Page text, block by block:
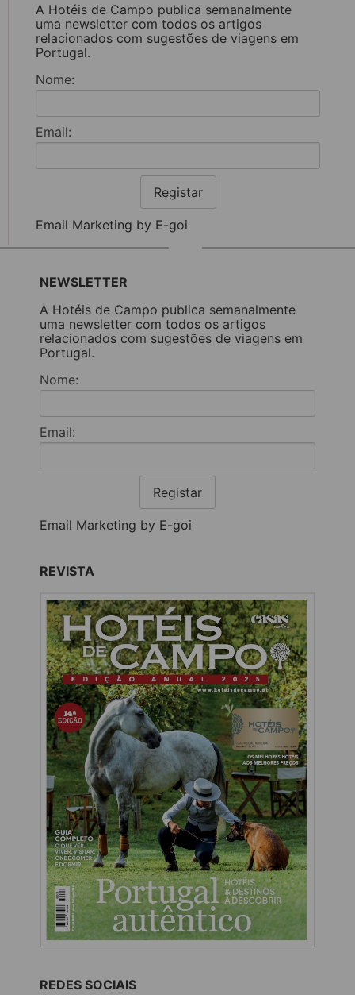
A Hotéis de Campo publica semanalmente
uma newsletter com todos os artigos
relacionados com sugestões de viagens em
Portugal.
Nome:
Email:
Registar
Email Marketing by E-goi
NEWSLETTER
A Hotéis de Campo publica semanalmente
uma newsletter com todos os artigos
relacionados com sugestões de viagens em
Portugal.
Nome:
Email:
Registar
Email Marketing by E-goi
REVISTA
REDES SOCIAIS